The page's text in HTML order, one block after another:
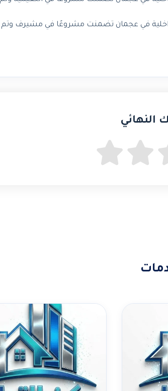
في عجمان تضمنت مشروعًا في مشيرف وتم
النهائي